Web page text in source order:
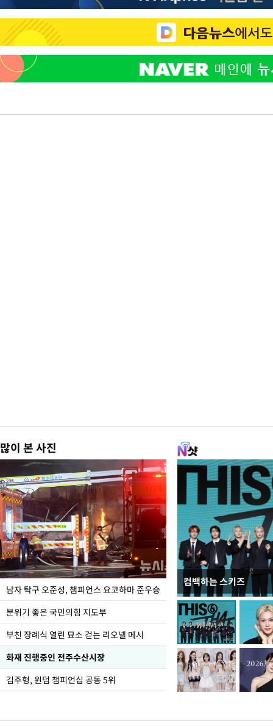
많이 본 사진
남자 탁구 오준성, 챔피언스 요코하마 준우승
분위기 좋은 국민의힘 지도부
부친 장례식 열린 묘소 걷는 리오넬 메시
화재 진행중인 전주수산시장
김주형, 윈덤 챔피언십 공동 5위
컴백하는 스키즈
한-미, UFS연합연습